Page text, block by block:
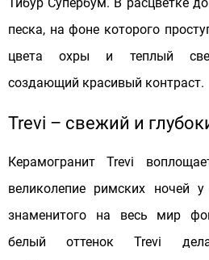
песка, на фоне которого
цвета охры и теплый
создающий красивый контраст.
Trevi – свежий и
Керамогранит Trevi
великолепие римских ночей
знаменитого на весь мир
белый оттенок Trevi